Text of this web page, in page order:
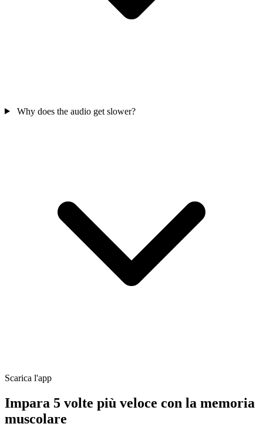
Why does the audio get slower?
Scarica l'app
Impara 5 volte più veloce con la memoria
muscolare